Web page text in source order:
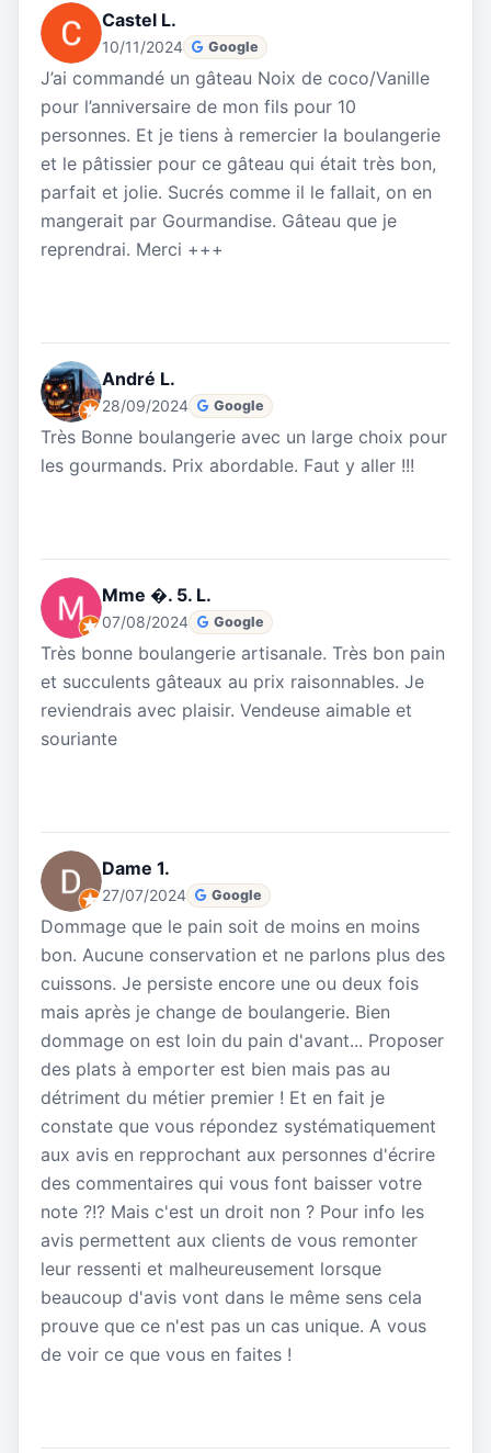
Castel L.
10/11/2024 Google
J’ai commandé un gâteau Noix de coco/Vanille
pour l’anniversaire de mon fils pour 10
personnes. Et je tiens à remercier la boulangerie
et le pâtissier pour ce gâteau qui était très bon,
parfait et jolie. Sucrés comme il le fallait, on en
mangerait par Gourmandise. Gâteau que je
reprendrai. Merci +++
André L.
28/09/2024 Google
Très Bonne boulangerie avec un large choix pour
les gourmands. Prix abordable. Faut y aller !!!
Mme �. 5. L.
07/08/2024 Google
Très bonne boulangerie artisanale. Très bon pain
et succulents gâteaux au prix raisonnables. Je
reviendrais avec plaisir. Vendeuse aimable et
souriante
Dame 1.
27/07/2024 Google
Dommage que le pain soit de moins en moins
bon. Aucune conservation et ne parlons plus des
cuissons. Je persiste encore une ou deux fois
mais après je change de boulangerie. Bien
dommage on est loin du pain d'avant... Proposer
des plats à emporter est bien mais pas au
détriment du métier premier ! Et en fait je
constate que vous répondez systématiquement
aux avis en repprochant aux personnes d'écrire
des commentaires qui vous font baisser votre
note ?!? Mais c'est un droit non ? Pour info les
avis permettent aux clients de vous remonter
leur ressenti et malheureusement lorsque
beaucoup d'avis vont dans le même sens cela
prouve que ce n'est pas un cas unique. A vous
de voir ce que vous en faites !